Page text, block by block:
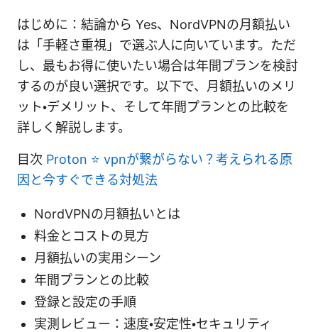
はじめに：結論から Yes、NordVPNの月額払い
は「手軽さ重視」で選ぶ人に向いています。ただ
し、最もお得に使いたい場合は年間プランを検討
するのが良い選択です。以下で、月額払いのメリ
ット・デメリット、そして年間プランとの比較を
詳しく解説します。
目次 Proton ⭐ vpnが繋がらない？考えられる原
因と今すぐできる対処法
NordVPNの月額払いとは
料金とコストの見方
月額払いの実用シーン
年間プランとの比較
登録と設定の手順
実測レビュー：速度・安定性・セキュリティ